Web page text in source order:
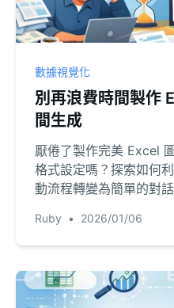
數據視覺化
別再浪費時間製作
間生成
厭倦了製作完美 Excel
格式設定嗎？探索如何
動流程轉變為簡單的對
Ruby • 2026/01/06